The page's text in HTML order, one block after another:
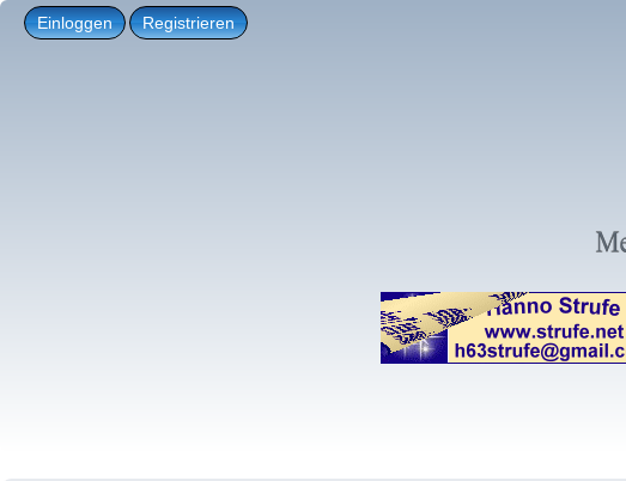
Einloggen Registrieren